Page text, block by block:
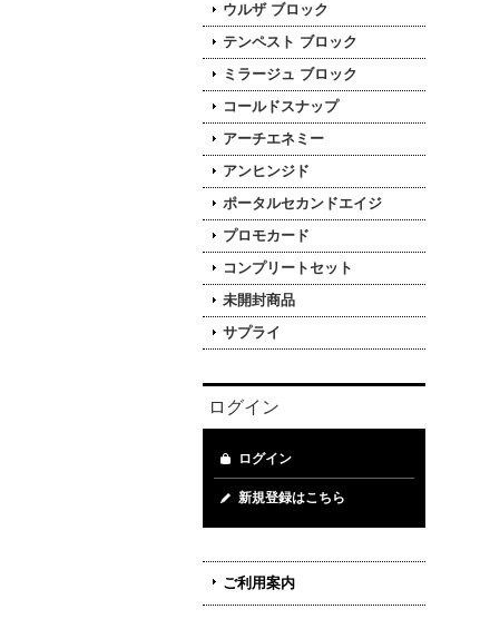
ウルザ ブロック
テンペスト ブロック
ミラージュ ブロック
コールドスナップ
アーチエネミー
アンヒンジド
ポータルセカンドエイジ
プロモカード
コンプリートセット
未開封商品
サプライ
ログイン
ログイン
新規登録はこちら
ご利用案内